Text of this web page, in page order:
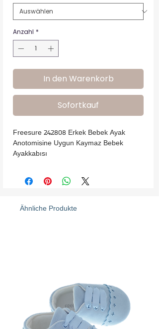
Anzahl *
In den Warenkorb
Sofortkauf
Freesure 242808 Erkek Bebek Ayak
Anotomisine Uygun Kaymaz Bebek
Ayakkabısı
Ähnliche Produkte